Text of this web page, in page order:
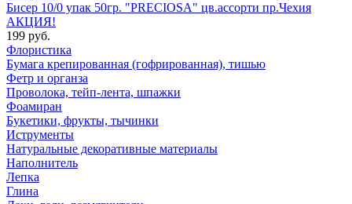
Бисер 10/0 упак 50гр. "PRECIOSA" цв.ассорти пр.Чехия
АКЦИЯ!
199 руб.
Флористика
Бумага крепированная (гофрированная), тишью
Фетр и органза
Проволока, тейп-лента, шпажки
Фоамиран
Букетики, фрукты, тычинки
Иструменты
Натуральные декоративные материалы
Наполнитель
Лепка
Глина